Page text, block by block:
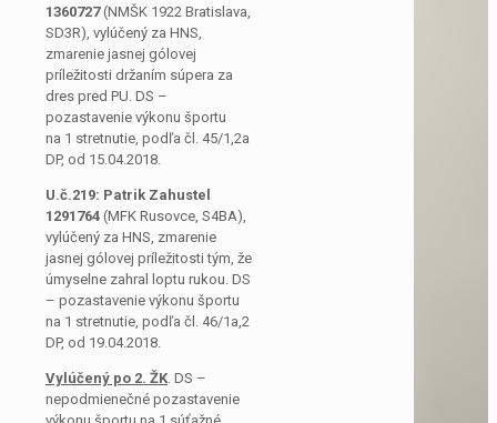
1360727(NMŠK 1922 Bratislava,
SD3R), vylúčený za HNS,
zmarenie jasnej gólovej
príležitosti držaním súpera za
dres pred PU. DS –
pozastavenie výkonu športu
na 1 stretnutie, podľa čl. 45/1,2a
DP, od 15.04.2018.
U.č.219: Patrik Zahustel
1291764 (MFK Rusovce, S4BA),
vylúčený za HNS, zmarenie
jasnej gólovej príležitosti tým, že
úmyselne zahral loptu rukou. DS
– pozastavenie výkonu športu
na 1 stretnutie, podľa čl. 46/1a,2
DP, od 19.04.2018.
Vylúčený po 2. ŽK . DS –
nepodmienečné pozastavenie